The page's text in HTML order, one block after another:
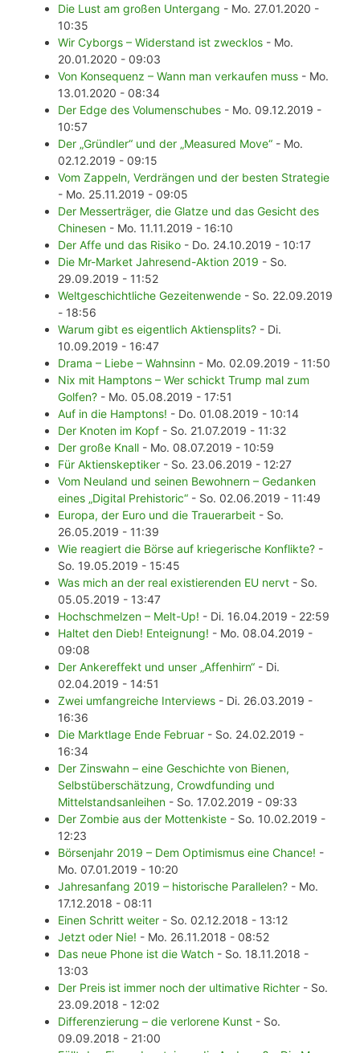
Die Lust am großen Untergang - Mo. 27.01.2020 -
10:35
Wir Cyborgs – Widerstand ist zwecklos - Mo.
20.01.2020 - 09:03
Von Konsequenz – Wann man verkaufen muss - Mo.
13.01.2020 - 08:34
Der Edge des Volumenschubes - Mo. 09.12.2019 -
10:57
Der „Gründler“ und der „Measured Move“ - Mo.
02.12.2019 - 09:15
Vom Zappeln, Verdrängen und der besten Strategie
- Mo. 25.11.2019 - 09:05
Der Messerträger, die Glatze und das Gesicht des
Chinesen - Mo. 11.11.2019 - 16:10
Der Affe und das Risiko - Do. 24.10.2019 - 10:17
Die Mr-Market Jahresend-Aktion 2019 - So.
29.09.2019 - 11:52
Weltgeschichtliche Gezeitenwende - So. 22.09.2019
- 18:56
Warum gibt es eigentlich Aktiensplits? - Di.
10.09.2019 - 16:47
Drama – Liebe – Wahnsinn - Mo. 02.09.2019 - 11:50
Nix mit Hamptons – Wer schickt Trump mal zum
Golfen? - Mo. 05.08.2019 - 17:51
Auf in die Hamptons! - Do. 01.08.2019 - 10:14
Der Knoten im Kopf - So. 21.07.2019 - 11:32
Der große Knall - Mo. 08.07.2019 - 10:59
Für Aktienskeptiker - So. 23.06.2019 - 12:27
Vom Neuland und seinen Bewohnern – Gedanken
eines „Digital Prehistoric“ - So. 02.06.2019 - 11:49
Europa, der Euro und die Trauerarbeit - So.
26.05.2019 - 11:39
Wie reagiert die Börse auf kriegerische Konflikte? -
So. 19.05.2019 - 15:45
Was mich an der real existierenden EU nervt - So.
05.05.2019 - 13:47
Hochschmelzen – Melt-Up! - Di. 16.04.2019 - 22:59
Haltet den Dieb! Enteignung! - Mo. 08.04.2019 -
09:08
Der Ankereffekt und unser „Affenhirn“ - Di.
02.04.2019 - 14:51
Zwei umfangreiche Interviews - Di. 26.03.2019 -
16:36
Die Marktlage Ende Februar - So. 24.02.2019 -
16:34
Der Zinswahn – eine Geschichte von Bienen,
Selbstüberschätzung, Crowdfunding und
Mittelstandsanleihen - So. 17.02.2019 - 09:33
Der Zombie aus der Mottenkiste - So. 10.02.2019 -
12:23
Börsenjahr 2019 – Dem Optimismus eine Chance! -
Mo. 07.01.2019 - 10:20
Jahresanfang 2019 – historische Parallelen? - Mo.
17.12.2018 - 08:11
Einen Schritt weiter - So. 02.12.2018 - 13:12
Jetzt oder Nie! - Mo. 26.11.2018 - 08:52
Das neue Phone ist die Watch - So. 18.11.2018 -
13:03
Der Preis ist immer noch der ultimative Richter - So.
23.09.2018 - 12:02
Differenzierung – die verlorene Kunst - So.
09.09.2018 - 21:00